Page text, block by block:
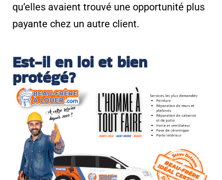
qu’elles avaient trouvé une opportunité plus
payante chez un autre client.
Est-il en loi et bien
protégé?